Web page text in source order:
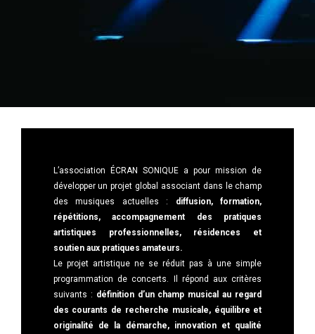
L’association ÉCRAN SONIQUE a pour mission de
développer un projet global associant dans le champ
des musiques actuelles : diffusion, formation,
répétitions, accompagnement des pratiques
artistiques professionnelles, résidences et
soutien aux pratiques amateurs.
Le projet artistique ne se réduit pas à une simple
programmation de concerts. Il répond aux critères
suivants : définition d’un champ musical au regard
des courants de recherche musicale, équilibre et
originalité de la démarche, innovation et qualité